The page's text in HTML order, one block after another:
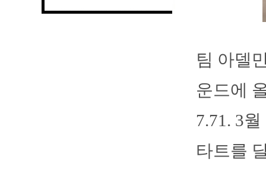
팀 아델
운드에
7.71. 3
타트를